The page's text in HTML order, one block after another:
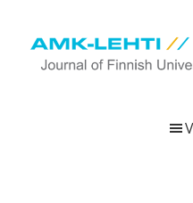
Hyppää
pääsisältöön
Hyppää
ensisijaiseen
Hyppää
alatunnisteeseen